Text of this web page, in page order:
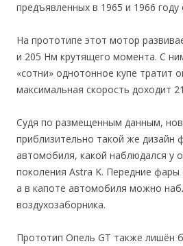
предъявленных в 1965 и 1966 году
На прототипе этот мотор
и 205 Нм крутящего момента. С
«сотни» однотонное купе тратит
максимальная скорость доходит
Судя по размещенным данным,
приблизительно такой же дизайн
автомобиля, какой наблюдался у
поколения Astra K. Передние фары
а в капоте автомобиля можно
воздухозаборника.
Прототип Опель GT также лишён